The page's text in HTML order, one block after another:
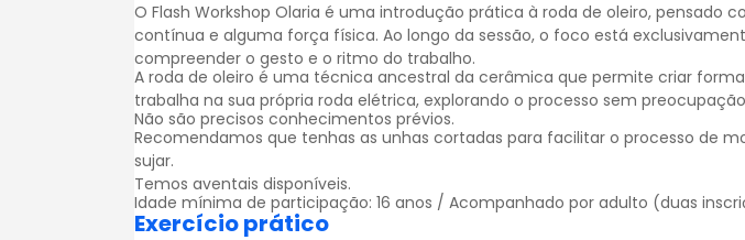
O Flash Workshop Olaria é uma introdução prática à roda de oleiro,
contínua e alguma força física. Ao longo da sessão, o foco está
compreender o gesto e o ritmo do trabalho.
A roda de oleiro é uma técnica ancestral da cerâmica que permite criar
trabalha na sua própria roda elétrica, explorando o processo sem
Não são precisos conhecimentos prévios.
Recomendamos que tenhas as unhas cortadas para facilitar o processo de
sujar.
Temos aventais disponíveis.
Idade mínima de participação: 16 anos / Acompanhado por adulto (duas
Exercício prático